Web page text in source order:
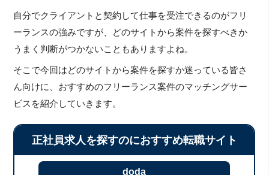
自分でクライアントと契約して仕事を受注できるのがフリ
ーランスの強みですが、どのサイトから案件を探すべきか
うまく判断がつかないこともありますよね。
そこで今回はどのサイトから案件を探すか迷っている皆さ
ん向けに、おすすめのフリーランス案件のマッチングサー
ビスを紹介していきます。
正社員求人を探すのにおすすめ転職サイト
doda